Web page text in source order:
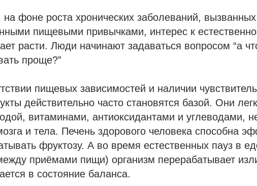
на фоне роста хронических заболеваний,
пищевыми привычками, интерес к
расти. Люди начинают задаваться вопросом “а
проще?”
пищевых зависимостей и наличии
действительно часто становятся базой. Они
витаминами, антиоксидантами и углеводами,
и тела. Печень здорового человека способна
фруктозу. А во время естественных пауз в
приёмами пищи) организм перерабатывает
в состояние баланса.